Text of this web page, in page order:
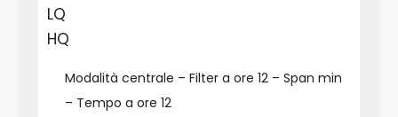
LQ
HQ
Modalità centrale – Filter a ore 12 – Span min
– Tempo a ore 12